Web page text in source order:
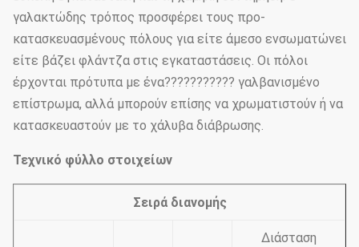
γαλακτώδης τρόπος προσφέρει τους προ-
κατασκευασμένους πόλους για είτε άμεσο ενσωματώνει
είτε βάζει φλάντζα στις εγκαταστάσεις. Οι πόλοι
έρχονται πρότυπα με ένα??????????? γαλβανισμένο
επίστρωμα, αλλά μπορούν επίσης να χρωματιστούν ή να
κατασκευαστούν με το χάλυβα διάβρωσης.
Τεχνικό φύλλο στοιχείων
Σειρά διανομής
Διάσταση